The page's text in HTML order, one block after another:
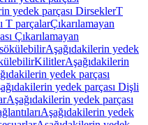
yedek parçası DirseklerT
T parçalarÇıkarılamayan
Çıkarılamayan
Aşağıdakilerin yedek
KilitlerAşağıdakilerin
yedek parçası
yedek parçası Dişli
Aşağıdakilerin yedek parçası
Aşağıdakilerin yedek